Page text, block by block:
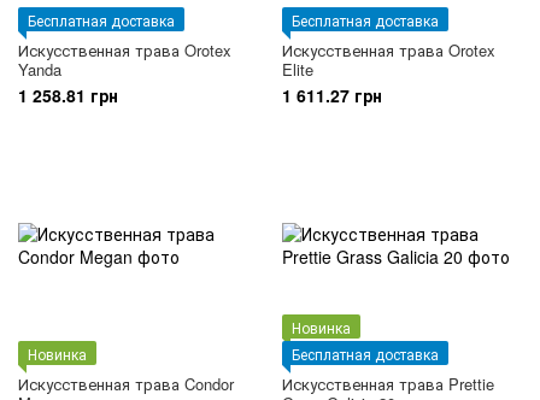
Бесплатная доставка
Искусственная трава Orotex
Yanda
1 258.81 грн
Бесплатная доставка
Искусственная трава Orotex
Elite
1 611.27 грн
Новинка
Искусственная трава Condor
Новинка
Бесплатная доставка
Искусственная трава Prettie